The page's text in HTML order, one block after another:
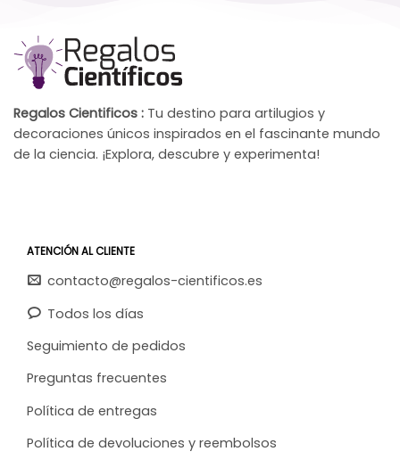
Regalos Cientificos : Tu destino para artilugios y
decoraciones únicos inspirados en el fascinante mundo
de la ciencia. ¡Explora, descubre y experimenta!
ATENCIÓN AL CLIENTE
contacto@regalos-cientificos.es
Todos los días
Seguimiento de pedidos
Preguntas frecuentes
Política de entregas
Política de devoluciones y reembolsos